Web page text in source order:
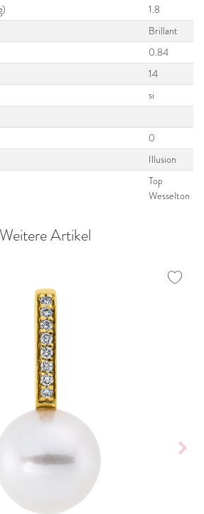
1.8
Brillant
0.84
14
si
0
Illusion
Top
Wesselton
Weitere Artikel